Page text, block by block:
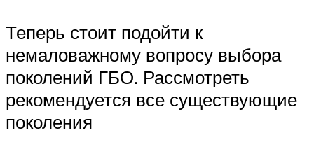
Теперь стоит подойти к
немаловажному вопросу выбора
поколений ГБО. Рассмотреть
рекомендуется все существующие
поколения